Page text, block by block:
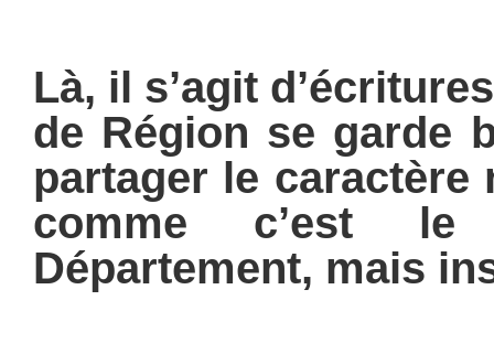
Là, il s’agit
de Région se garde
partager le caractère
comme c’est
Département, mais